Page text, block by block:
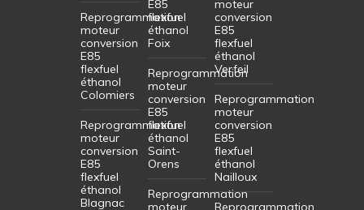
Reprogrammation
moteur
conversion
E85
flexfuel
éthanol
Colomiers
Reprogrammation
moteur
conversion
E85
flexfuel
éthanol
Blagnac
E85
flexfuel
éthanol
Foix
Reprogrammation
moteur
conversion
E85
flexfuel
éthanol
Saint-
Orens
Reprogrammation
moteur
moteur
conversion
E85
flexfuel
éthanol
Verfeil
Reprogrammation
moteur
conversion
E85
flexfuel
éthanol
Nailloux
Reprogrammation